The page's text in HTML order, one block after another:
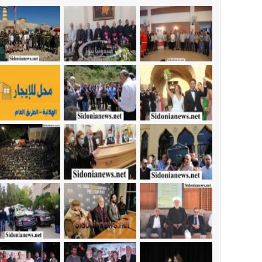
أخبار صيدا عمر مرجان يطلق أكاديمية نادي الحرية
أخبار لبنان
مؤتمر اقتصادي يتم العمل عليه في واشنطن
أخبار لبنان مفكرة النشاطات الرسمية المقررة في لبنان ليوم
أخبار لبنان
يرفع منسوب التصعيد الإسرائيلي؟ | الخيام وبنت جبيل
أخبار لبنان أسرار الصحف المحلية الصادرة في لبنان ليوم
أخبار لبنان مقدمات نشرات الأخبار المسائية في لبنان ليوم
أخبار صيدا بلدية صيدا : حجز مركبتي توكتوك وتغريم